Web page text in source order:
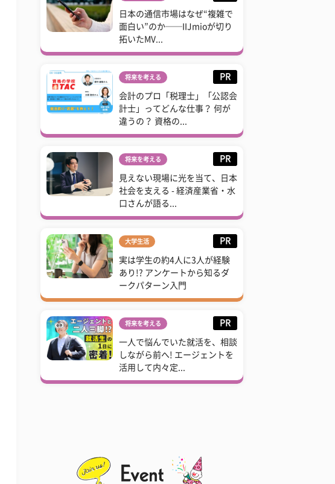
日本の通信市場はなぜ“複雑で
面白い”のか──IIJmioが切り
拓いたMV...
将来を考える PR
会計のプロ「税理士」「公認会
計士」ってどんな仕事？ 何が
違うの？ 資格の...
将来を考える PR
見えない現場に光を当て、日本
社会を支える - 経済産業省・水
口さんが語る...
大学生活 PR
実は学生の約4人に3人が経験
あり!? アンケートから知るダ
ークパターン入門
将来を考える PR
一人で悩んでいた就活を、相談
しながら前へ! エージェントを
活用して内々定...